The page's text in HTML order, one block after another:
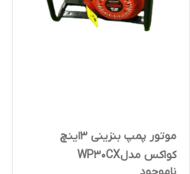
موتور پمپ بنزینی 3اینچ
کواکس مدلWP30CX